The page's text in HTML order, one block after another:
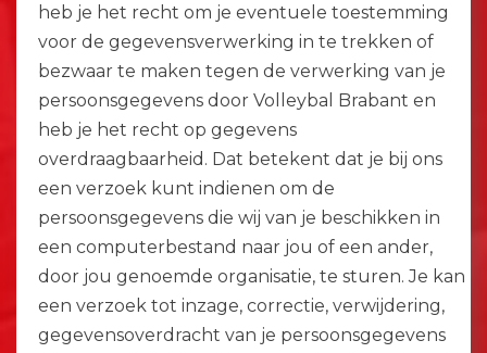
heb je het recht om je eventuele toestemming
voor de gegevensverwerking in te trekken of
bezwaar te maken tegen de verwerking van je
persoonsgegevens door Volleybal Brabant en
heb je het recht op gegevens
overdraagbaarheid. Dat betekent dat je bij ons
een verzoek kunt indienen om de
persoonsgegevens die wij van je beschikken in
een computerbestand naar jou of een ander,
door jou genoemde organisatie, te sturen. Je kan
een verzoek tot inzage, correctie, verwijdering,
gegevensoverdracht van je persoonsgegevens